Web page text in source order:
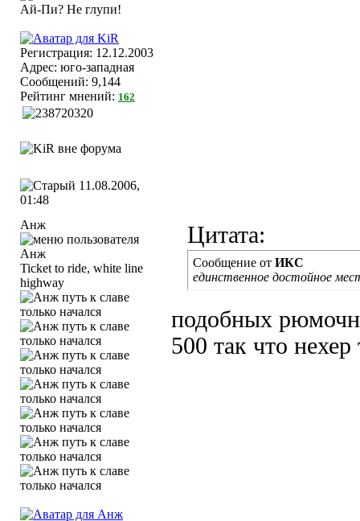
Регистрация: 12.12.2003
Адрес: юго-западная
Сообщений: 9,144
Рейтинг мнений: 162
11.08.2006,
01:48
Анж
Ticket to ride, white line
highway
Цитата:
Сообщение от ИКС
единственное достойное
подобных
500 так что нехер